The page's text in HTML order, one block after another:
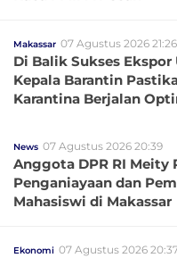
Makassar 07 Agustus 2026 21:26
Di Balik Sukses
Kepala Barantin
Karantina Berjalan
News 07 Agustus 2026 20:39
Anggota DPR RI Meity
Penganiayaan dan
Mahasiswi di Makassar
Ekonomi 07 Agustus 2026